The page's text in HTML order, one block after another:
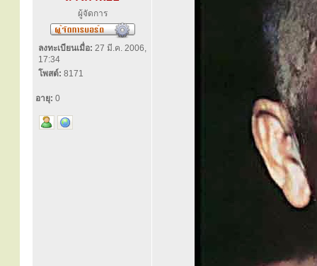
ผู้จัดการ
ลงทะเบียนเมื่อ: 27 มี.ค. 2006,
17:34
โพสต์: 8171
อายุ: 0